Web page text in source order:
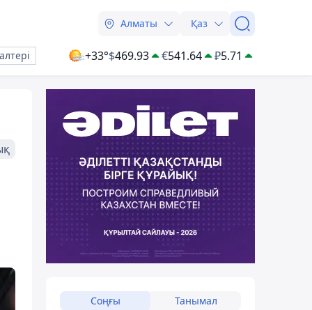
Алматы Қаз
+33°$469.93 €541.64 ₽5.71
Соңғы Танымал